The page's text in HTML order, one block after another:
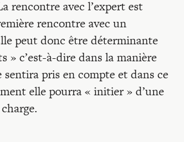
rencontre avec l’expert est
rencontre avec un
peut donc être déterminante
» c’est-à-dire dans la manière
pris en compte et dans ce
elle pourra « initier » d’une